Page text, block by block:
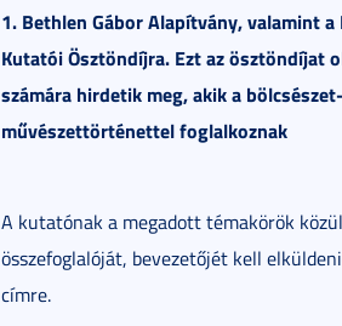
1. Bethlen Gábor Alapítvány, valamint
Kutatói Ösztöndíjra. Ezt az ösztöndíjat
számára hirdetik meg, akik a
művészettörténettel foglalkoznak
A kutatónak a megadott témakörök
összefoglalóját, bevezetőjét kell
címre.